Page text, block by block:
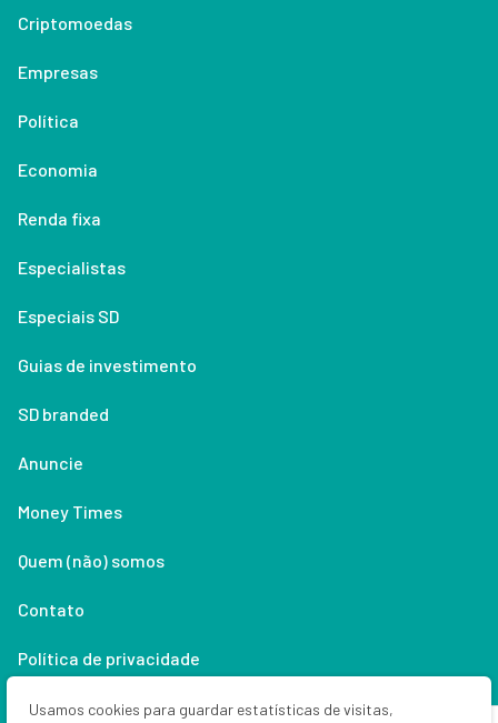
Criptomoedas
Empresas
Política
Economia
Renda fixa
Especialistas
Especiais SD
Guias de investimento
SD branded
Anuncie
Money Times
Quem (não) somos
Contato
Política de privacidade
Lifestyle
Usamos cookies para guardar estatísticas de visitas,